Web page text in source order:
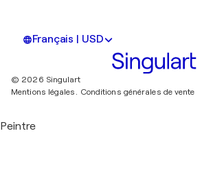
Français | USD
© 2026 Singulart
Mentions légales. Conditions générales de vente
Peintre